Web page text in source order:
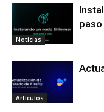
Noticias
Artículos